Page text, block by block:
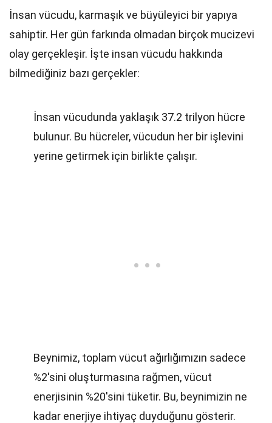
İnsan vücudu, karmaşık ve büyüleyici bir yapıya
sahiptir. Her gün farkında olmadan birçok mucizevi
olay gerçekleşir. İşte insan vücudu hakkında
bilmediğiniz bazı gerçekler:
İnsan vücudunda yaklaşık 37.2 trilyon hücre
bulunur. Bu hücreler, vücudun her bir işlevini
yerine getirmek için birlikte çalışır.
Beynimiz, toplam vücut ağırlığımızın sadece
%2'sini oluşturmasına rağmen, vücut
enerjisinin %20'sini tüketir. Bu, beynimizin ne
kadar enerjiye ihtiyaç duyduğunu gösterir.